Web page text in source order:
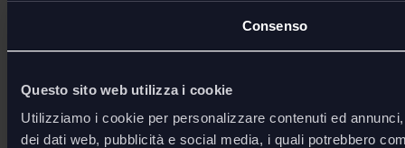
Consenso
Questo sito web utilizza i cookie
Utilizziamo i cookie per personalizzare contenuti ed
dei dati web, pubblicità e social media, i quali potrebbero